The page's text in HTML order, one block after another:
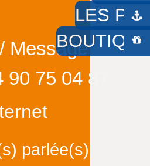
LES
Message
90 75 04 87
parlée(s) :